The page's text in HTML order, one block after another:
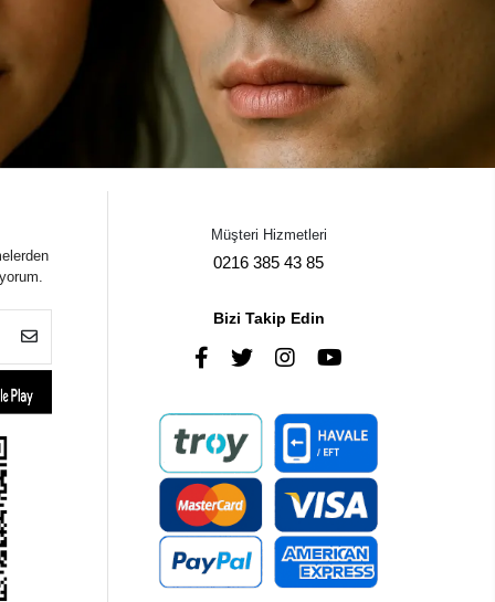
Müşteri Hizmetleri
0216 385 43 85
Bizi Takip Edin